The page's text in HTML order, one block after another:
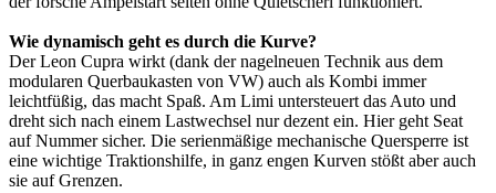
Wie dynamisch geht es durch die Kurve?
Der Leon Cupra wirkt (dank der nagelneuen Technik aus dem
modularen Querbaukasten von VW) auch als Kombi immer
leichtfüßig, das macht Spaß. Am Limi untersteuert das Auto und
dreht sich nach einem Lastwechsel nur dezent ein. Hier geht Seat
auf Nummer sicher. Die serienmäßige mechanische Quersperre ist
eine wichtige Traktionshilfe, in ganz engen Kurven stößt aber auch
sie auf Grenzen.